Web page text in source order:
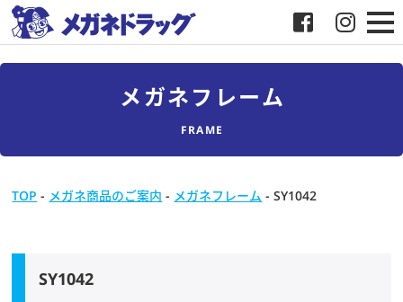
メガネドラッグについて
メガネフレーム
FRAME
TOP - メガネ商品のご案内 - メガネフレーム -SY1042
SY1042